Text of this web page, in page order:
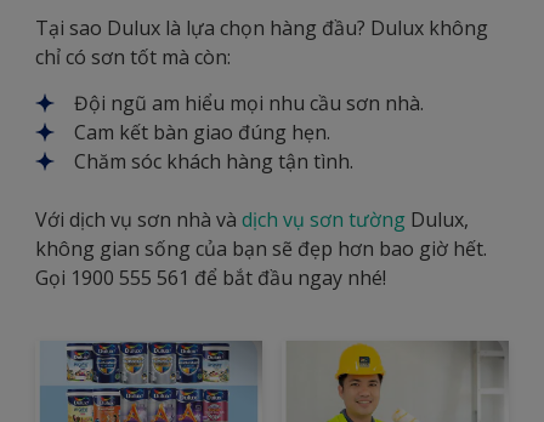
Tại sao Dulux là lựa chọn hàng đầu? Dulux không
chỉ có sơn tốt mà còn:
Đội ngũ am hiểu mọi nhu cầu sơn nhà.
Cam kết bàn giao đúng hẹn.
Chăm sóc khách hàng tận tình.
Với dịch vụ sơn nhà và dịch vụ sơn tường Dulux,
không gian sống của bạn sẽ đẹp hơn bao giờ hết.
Gọi 1900 555 561 để bắt đầu ngay nhé!